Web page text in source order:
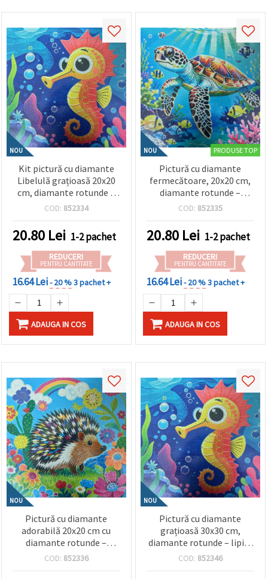
NOU
Kit pictură cu diamante
Libelulă grațioasă 20x20
cm, diamante rotunde –
acoperire parțială –
naturii și ai artei cu
insecte MKX17349
COD: 852334
20.80 Lei 1-2 pachet
REDUCERI
PENTRU CANTITATE
16.64 Lei- 20 %3 pachet +
ADAUGA IN COS
NOU PRODUSE TOP
Pictură cu diamante
fermecătoare, 20x20 cm,
diamante rotunde –
acoperire parțială
COD: 852335
20.80 Lei 1-2 pachet
REDUCERI
PENTRU CANTITATE
16.64 Lei- 20 %3 pachet +
ADAUGA IN COS
NOU
Pictură cu diamante
adorabilă 20x20 cm cu
diamante rotunde –
acoperire parțială „Arici”
COD: 852336
NOU
Pictură cu diamante
grațioasă 30x30 cm,
diamante rotunde – lipire
parțială „Libelulă”
COD: 852346